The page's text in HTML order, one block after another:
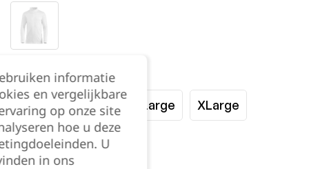
Maat:
Small Medium Large XLarge
XXLarge
informatie
en vergelijkbare
op onze site
hoe u deze
U
in ons